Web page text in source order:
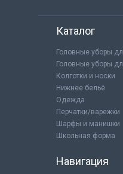
Каталог
Головные уборы
Головные уборы
Колготки и носки
Нижнее бельё
Одежда
Перчатки/варежки
Шарфы и манишки
Школьная форма
Навигация